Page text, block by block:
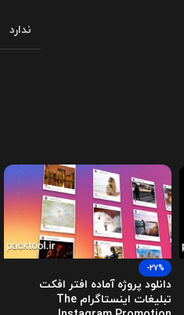
ندارد
-27%
دانلود پروژه آماده افتر افکت
تبلیغات اینستاگرام The